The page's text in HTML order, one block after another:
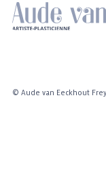
© Aude van Eeckhout